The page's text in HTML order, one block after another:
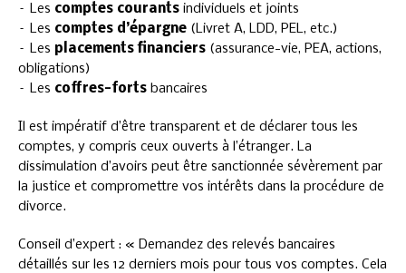
– Les comptes courants individuels et joints
– Les comptes d’épargne (Livret A, LDD, PEL, etc.)
– Les placements financiers (assurance-vie, PEA, actions,
obligations)
– Les coffres-forts bancaires
Il est impératif d’être transparent et de déclarer tous les
comptes, y compris ceux ouverts à l’étranger. La
dissimulation d’avoirs peut être sanctionnée sévèrement par
la justice et compromettre vos intérêts dans la procédure de
divorce.
Conseil d’expert : « Demandez des relevés bancaires
détaillés sur les 12 derniers mois pour tous vos comptes. Cela